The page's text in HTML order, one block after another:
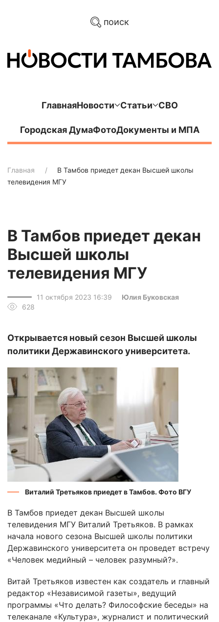
поиск
ГлавнаяНовости Статьи СВО
Городская ДумаФотоДокументы и МПА
Главная
В Тамбов приедет декан Высшей школы
телевидения МГУ
В Тамбов приедет декан
Высшей школы
телевидения МГУ
11 октября 2023 16:39
Юлия Буковская
628
Открывается новый сезон Высшей школы
политики Державинского университета.
Виталий Третьяков приедет в Тамбов. Фото ВГУ
В Тамбов приедет декан Высшей школы
телевидения МГУ Виталий Третьяков. В рамках
начала нового сезона Высшей школы политики
Державинского университета он проведет встречу
«Человек медийный – человек разумный?».
Витай Третьяков известен как создатель и главный
редактор «Независимой газеты», ведущий
программы «Что делать? Философские беседы» на
телеканале «Культура», журналист и политический